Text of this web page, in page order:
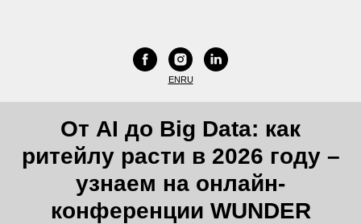
ENRU
От AI до Big Data: как
ритейлу расти в 2026 году –
узнаем на онлайн-
конференции WUNDER